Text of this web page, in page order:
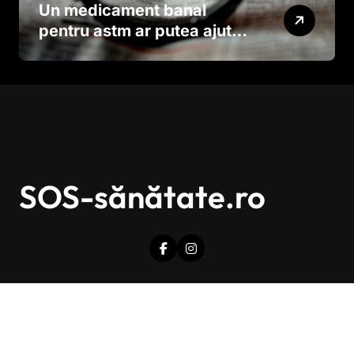
Un medicament banal
pentru astm ar putea ajuta
în lupta împotriva
SOS-sănătate.ro